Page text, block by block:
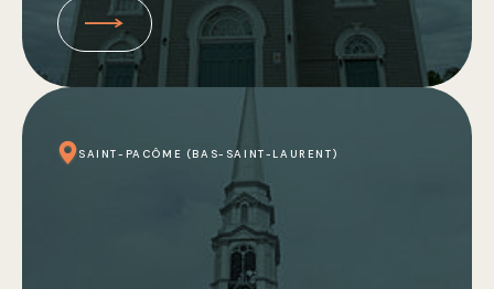
SAINT-PACÔME (BAS-SAINT-LAURENT)